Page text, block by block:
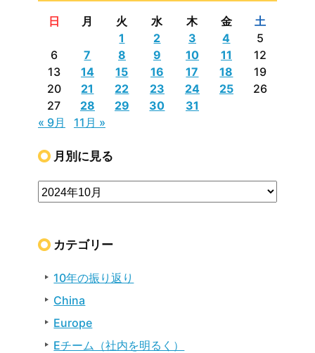
日 月 火 水 木 金
土
1
2 3 4
5
6
7 8 9 10 11
12
13
14 15 16 17 18
19
20
21 22 23 24 25
26
27
28 29 30
31
« 9月
11月 »
月別に見る
カテゴリー
10年の振り返り
China
Europe
Eチーム（社内を明るく）